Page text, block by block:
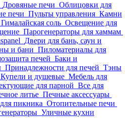
Дровяные печи Облицовки для
печи Пульты управления Камни
Гималайская соль Освещение для
Парогенераторы для хаммам
Двери для бань, саун и
и бани Пиломатериалы для
печей Баки и
Принадлежности для печей Тэны
Купели и душевые Мебель для
для парной Все для
литье Печные аксессуары
пикника Отопительные печи
Уличные кухни